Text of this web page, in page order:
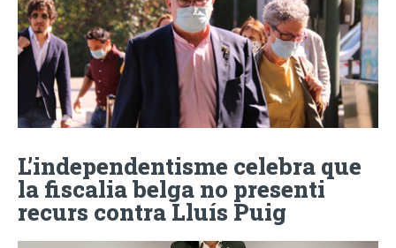
L’independentisme celebra que
la fiscalia belga no presenti
recurs contra Lluís Puig